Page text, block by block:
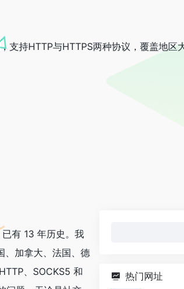
支持HTTP与HTTPS两种协议，覆盖地区
有 13 年历史。我
、加拿大、法国、德
、SOCKS5 和
热门网址